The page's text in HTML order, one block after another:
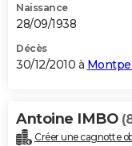
Naissance
28/09/1938
Décès
30/12/2010 à
Antoine IMBO
Créer une cagnotte